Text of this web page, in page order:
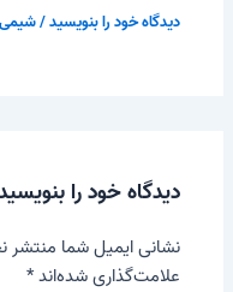
دیدگاه‌ خود را بنویسید/
دیدگاه‌ خود را
نشانی ایمیل شما منتشر
علامت‌گذاری شده‌اند*